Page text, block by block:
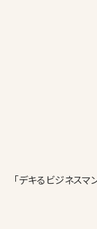
「デキるビジネスマ